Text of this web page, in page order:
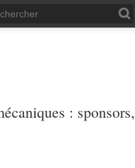
: sponsors,